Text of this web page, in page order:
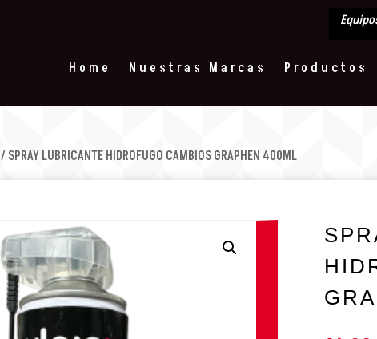
Home Nuestras Marcas Productos
/ SPRAY LUBRICANTE HIDROFUGO CAMBIOS GRAPHEN 400ML